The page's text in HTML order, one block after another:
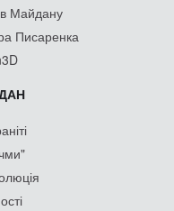
Майдану
Писаренка